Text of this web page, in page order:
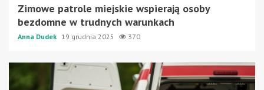
Zimowe patrole miejskie wspierają osoby
bezdomne w trudnych warunkach
Anna Dudek 19 grudnia 2025 370